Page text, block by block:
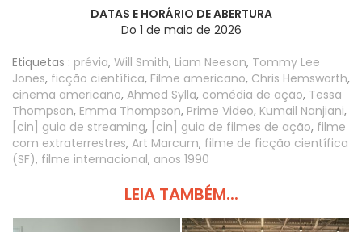
DATAS E HORÁRIO DE ABERTURA
Do 1 de maio de 2026
Etiquetas : prévia, Will Smith, Liam Neeson, Tommy Lee
Jones, ficção científica, Filme americano, Chris Hemsworth,
cinema americano, Ahmed Sylla, comédia de ação, Tessa
Thompson, Emma Thompson, Prime Video, Kumail Nanjiani,
[cin] guia de streaming, [cin] guia de filmes de ação, filme
com extraterrestres, Art Marcum, filme de ficção científica
(SF), filme internacional, anos 1990
LEIA TAMBÉM...